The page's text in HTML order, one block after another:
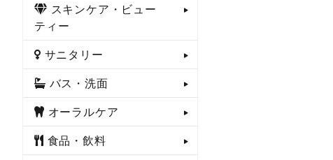
スキンケア・ビュー
ティー
サニタリー
バス・洗面
オーラルケア
食品・飲料